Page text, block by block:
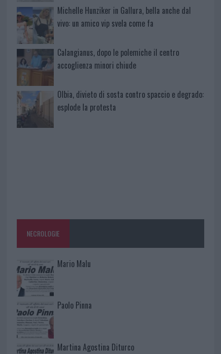
Michelle Hunziker in Gallura, bella anche dal
vivo: un amico vip svela come fa
Calangianus, dopo le polemiche il centro
accoglienza minori chiude
Olbia, divieto di sosta contro spaccio e degrado:
esplode la protesta
NECROLOGIE
Mario Malu
Paolo Pinna
Martina Agostina Diturco